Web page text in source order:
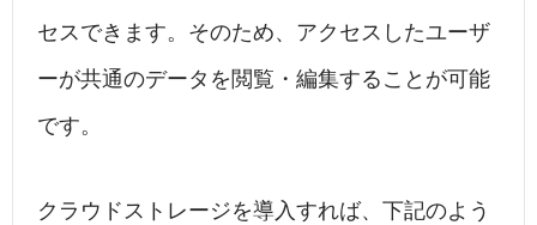
セスできます。そのため、アクセスしたユーザ
ーが共通のデータを閲覧・編集することが可能
です。
クラウドストレージを導入すれば、下記のよう